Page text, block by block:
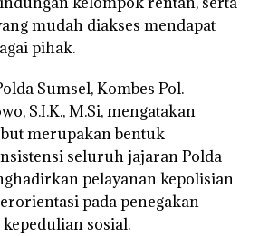
mudah diakses mendapat
pihak.
Sumsel,Kombes Pol.
S.I.K., M.Si, mengatakan
merupakan bentuk
seluruh jajaran Polda
pelayanan kepolisian
pada penegakan
sosial.